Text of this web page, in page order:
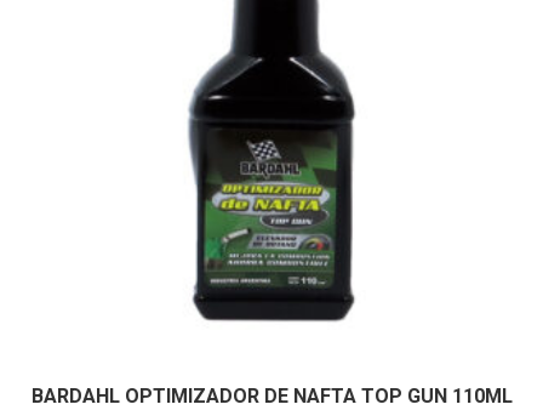
BARDAHL OPTIMIZADOR DE NAFTA TOP GUN 110ML